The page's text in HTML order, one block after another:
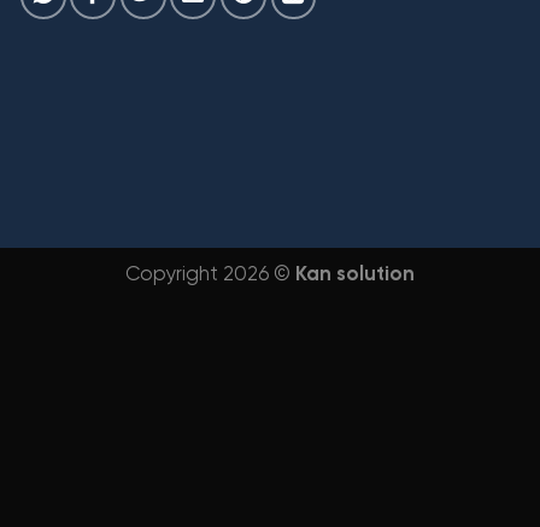
Copyright 2026 © Kan solution